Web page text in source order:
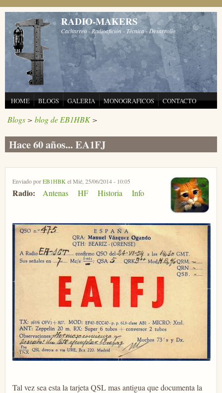
Pasar al contenido principal
RADIO-MAKERS
Cacharreo - Radioafición - Técnica - Desarrollo
HOME BLOGS GALERIA MONOGRAFICOS CONTACTO
Blogs > blog de EB1HBK>
Hace 60 años... EA1FJ
Enviado porEB1HBK el Mié, 25/06/2014 - 10:05
Radio: Antenas HF Historia Info
Tal vez sea esta la tarjeta QSL mas antigua que documenta la